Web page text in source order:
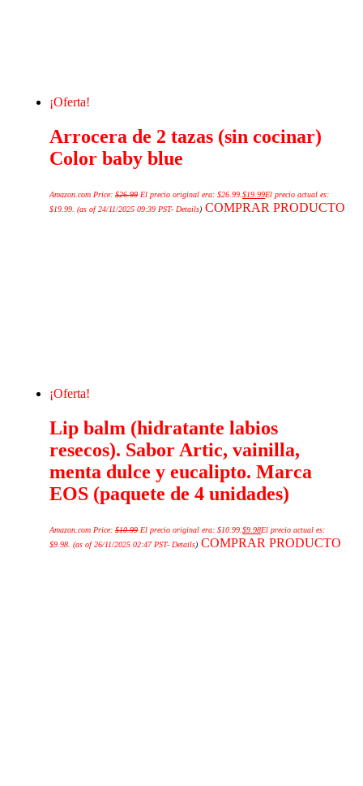
¡Oferta!
Arrocera de 2 tazas (sin cocinar)
Color baby blue
Amazon.com Price:$26.99 El precio original era: $26.99.$19.99El precio actual es:
$19.99. (as of 24/11/2025 09:39 PST- Details) COMPRAR PRODUCTO
¡Oferta!
Lip balm (hidratante labios
resecos). Sabor Artic, vainilla,
menta dulce y eucalipto. Marca
EOS (paquete de 4 unidades)
Amazon.com Price:$10.99 El precio original era: $10.99.$9.98El precio actual es:
$9.98. (as of 26/11/2025 02:47 PST- Details) COMPRAR PRODUCTO